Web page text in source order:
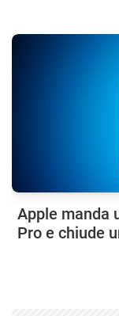
Apple manda
Pro e chiude